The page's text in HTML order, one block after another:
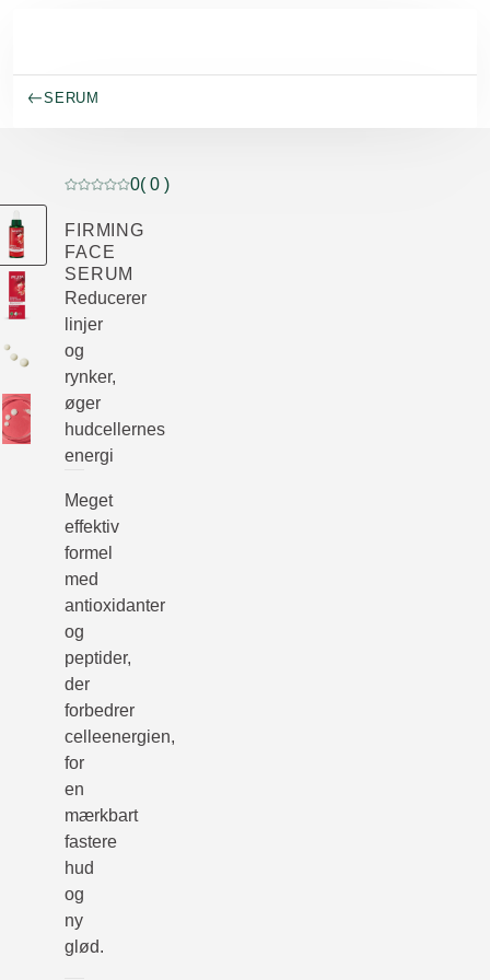
SERUM
Current rating: 0 out of 5 stars rated by 0 customers
0( 0 )
FIRMING
FACE
SERUM
Reducerer
linjer
og
rynker,
øger
hudcellernes
energi
Meget
effektiv
formel
med
antioxidanter
og
peptider,
der
forbedrer
celleenergien,
for
en
mærkbart
fastere
hud
og
ny
glød.